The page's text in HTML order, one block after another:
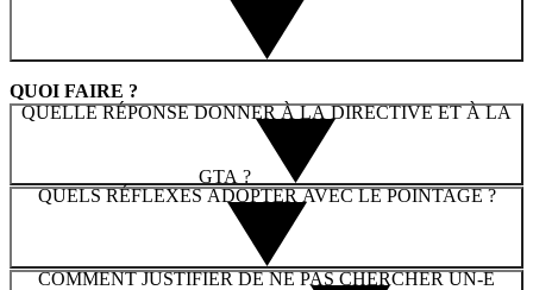
QUOI FAIRE ?
QUELLE RÉPONSE DONNER À LA DIRECTIVE ET À LA
GTA ?
QUELS RÉFLEXES ADOPTER AVEC LE POINTAGE ?
COMMENT JUSTIFIER DE NE PAS CHERCHER UN-E